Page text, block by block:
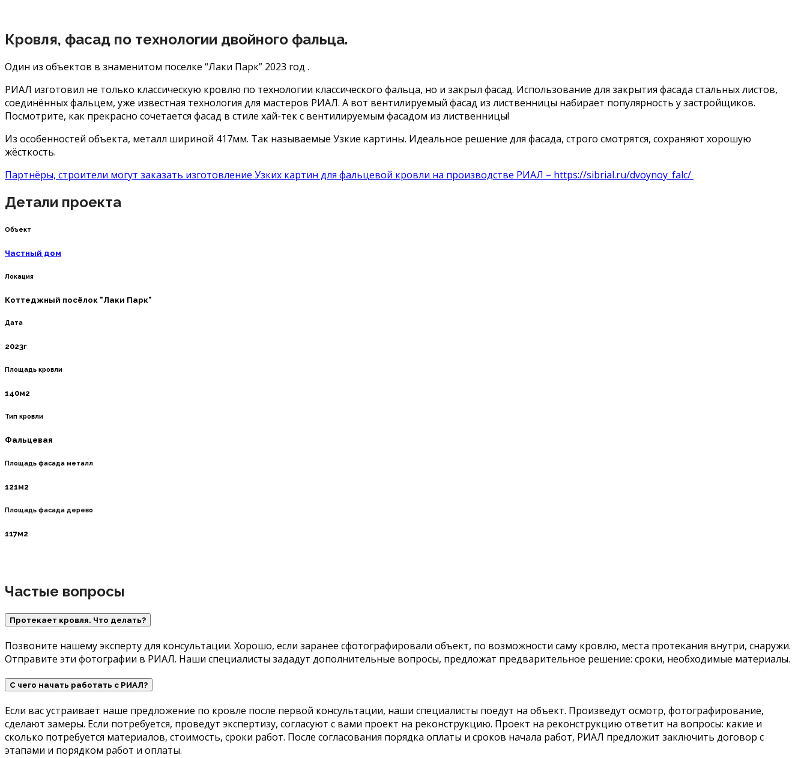
Кровля, фасад по технологии двойного фальца.
Один из объектов в знаменитом поселке “Лаки Парк” 2023 год .
РИАЛ изготовил не только классическую кровлю по технологии классического фальца, но и закрыл фасад. Использование для закрытия фасада стальных листов,
соединённых фальцем, уже известная технология для мастеров РИАЛ. А вот вентилируемый фасад из лиственницы набирает популярность у застройщиков.
Посмотрите, как прекрасно сочетается фасад в стиле хай-тек с вентилируемым фасадом из лиственницы!
Из особенностей объекта, металл шириной 417мм. Так называемые Узкие картины. Идеальное решение для фасада, строго смотрятся, сохраняют хорошую
жёсткость.
Партнёры, строители могут заказать изготовление Узких картин для фальцевой кровли на производстве РИАЛ – https://sibrial.ru/dvoynoy_falc/
Детали проекта
Объект
Частный дом
Локация
Коттеджный посёлок "Лаки Парк"
Дата
2023г
Площадь кровли
140м2
Тип кровли
Фальцевая
Площадь фасада металл
121м2
Площадь фасада дерево
117м2
Частые вопросы
Протекает кровля. Что делать?
Позвоните нашему эксперту для консультации. Хорошо, если заранее сфотографировали объект, по возможности саму кровлю, места протекания внутри, снаружи.
Отправите эти фотографии в РИАЛ. Наши специалисты зададут дополнительные вопросы, предложат предварительное решение: сроки, необходимые материалы.
С чего начать работать с РИАЛ?
Если вас устраивает наше предложение по кровле после первой консультации, наши специалисты поедут на объект. Произведут осмотр, фотографирование,
сделают замеры. Если потребуется, проведут экспертизу, согласуют с вами проект на реконструкцию. Проект на реконструкцию ответит на вопросы: какие и
сколько потребуется материалов, стоимость, сроки работ. После согласования порядка оплаты и сроков начала работ, РИАЛ предложит заключить договор с
этапами и порядком работ и оплаты.